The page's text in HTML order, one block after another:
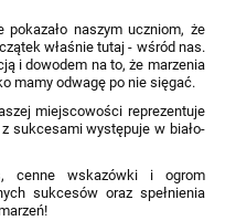
naszym uczniom, że
właśnie tutaj - wśród nas.
i dowodem na to, że marzenia
mamy odwagę po nie sięgać.
miejscowości reprezentuje
sukcesami występuje w biało-
cenne wskazówki i ogrom
sukcesów oraz spełnienia